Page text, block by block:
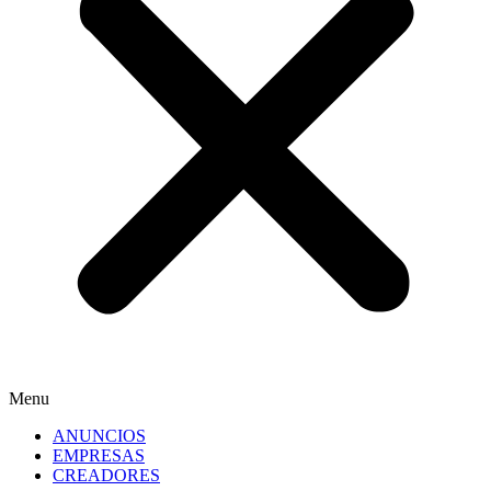
Menu
ANUNCIOS
EMPRESAS
CREADORES